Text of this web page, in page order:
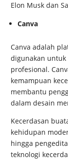
Elon Musk dan
Canva
Canva adalah
digunakan
profesional.
kemampuan
membantu
dalam desain
Kecerdasan
kehidupan
hingga
teknologi